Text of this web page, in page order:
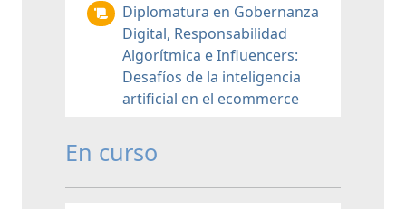
Diplomatura en Gobernanza
Digital, Responsabilidad
Algorítmica e Influencers:
Desafíos de la inteligencia
artificial en el ecommerce
En curso